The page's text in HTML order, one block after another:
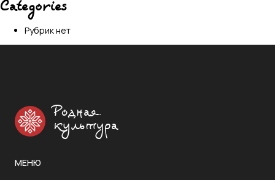
Categories
Рубрик нет
Родная
культура
МЕНЮ